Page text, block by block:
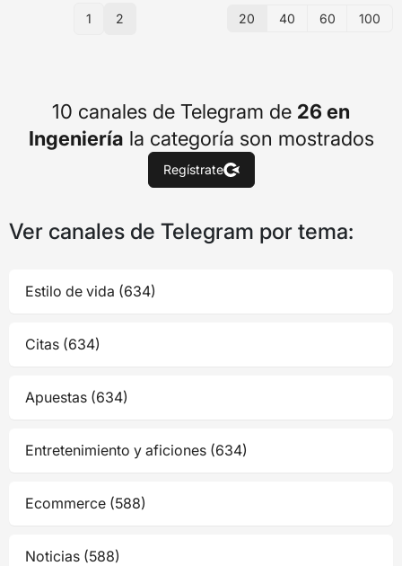
1 2 20 40 60 100
10 canales de Telegram de 26 en
Ingeniería la categoría son mostrados
Regístrate
Ver canales de Telegram por tema:
Estilo de vida (634)
Citas (634)
Apuestas (634)
Entretenimiento y aficiones (634)
Ecommerce (588)
Noticias (588)